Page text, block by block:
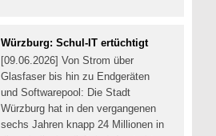
Würzburg: Schul-IT ertüchtigt
[09.06.2026] Von Strom über
Glasfaser bis hin zu Endgeräten
und Softwarepool: Die Stadt
Würzburg hat in den vergangenen
sechs Jahren knapp 24 Millionen in